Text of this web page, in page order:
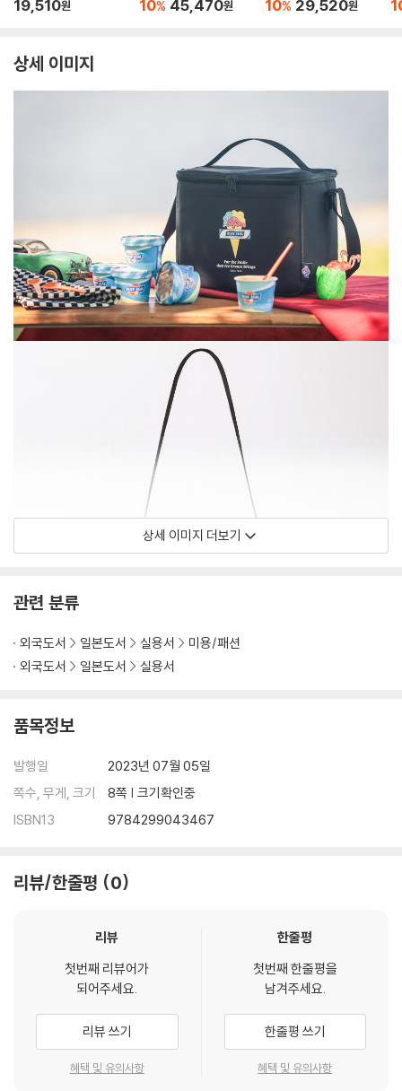
19,510원 10% 45,470원 10% 29,520원
상세 이미지
상세 이미지 더보기
관련 분류
외국도서 일본도서 실용서
미용/패션
외국도서
일본도서 실용서
품목정보
발행일
2023년 07월 05일
쪽수, 무게, 크기
8쪽 | 크기확인중
ISBN13
9784299043467
리뷰/한줄평 0
리뷰
첫번째 리뷰어가
되어주세요.
리뷰 쓰기
혜택 및 유의사항
한줄평
첫번째 한줄평을
남겨주세요.
한줄평 쓰기
혜택 및 유의사항